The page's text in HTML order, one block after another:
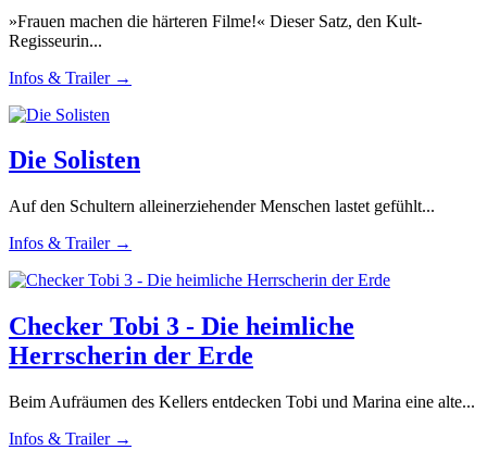
»Frauen machen die härteren Filme!« Dieser Satz, den Kult-
Regisseurin...
Infos & Trailer →
Die Solisten
Auf den Schultern alleinerziehender Menschen lastet gefühlt...
Infos & Trailer →
Checker Tobi 3 - Die heimliche
Herrscherin der Erde
Beim Aufräumen des Kellers entdecken Tobi und Marina eine alte...
Infos & Trailer →